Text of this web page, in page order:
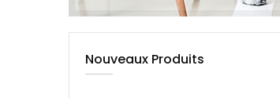
Nouveaux Produits